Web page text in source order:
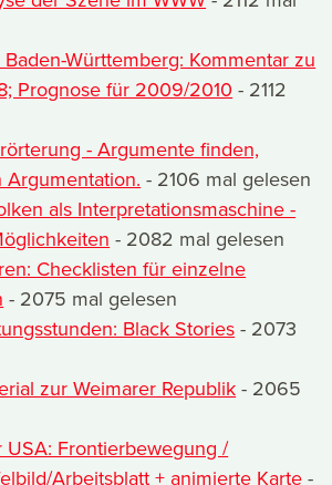
Württemberg: Kommentar zu
Prognose für 2009/2010 - 2112
- Argumente finden,
- 2106 mal gelesen
als Interpretationsmaschine -
- 2082 mal gelesen
Checklisten für einzelne
- 2075 mal gelesen
Black Stories - 2073
zur Weimarer Republik - 2065
USA: Frontierbewegung /
Arbeitsblatt + animierte Karte -